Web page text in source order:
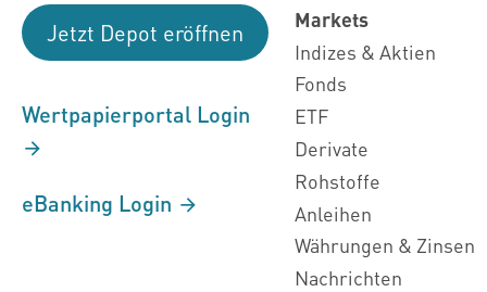
Jetzt Depot eröffnen
Wertpapierportal Login
eBanking Login
Markets
Indizes & Aktien
Fonds
ETF
Derivate
Rohstoffe
Anleihen
Währungen & Zinsen
Nachrichten